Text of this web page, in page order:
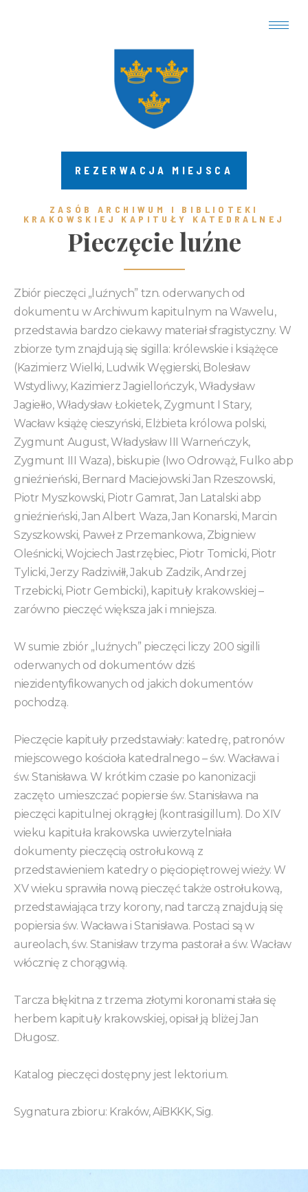
REZERWACJA MIEJSCA
ZASÓB ARCHIWUM I BIBLIOTEKI
KRAKOWSKIEJ KAPITUŁY KATEDRALNEJ ​
Pieczęcie luźne
Zbiór pieczęci „luźnych” tzn. oderwanych od
dokumentu w Archiwum kapitulnym na Wawelu,
przedstawia bardzo ciekawy materiał sfragistyczny. W
zbiorze tym znajdują się sigilla: królewskie i książęce
(Kazimierz Wielki, Ludwik Węgierski, Bolesław
Wstydliwy, Kazimierz Jagiellończyk, Władysław
Jagiełło, Władysław Łokietek, Zygmunt I Stary,
Wacław książę cieszyński, Elżbieta królowa polski,
Zygmunt August, Władysław III Warneńczyk,
Zygmunt III Waza), biskupie (Iwo Odrowąż, Fulko abp
gnieźnieński, Bernard Maciejowski Jan Rzeszowski,
Piotr Myszkowski, Piotr Gamrat, Jan Latalski abp
gnieźnieński, Jan Albert Waza, Jan Konarski, Marcin
Szyszkowski, Paweł z Przemankowa, Zbigniew
Oleśnicki, Wojciech Jastrzębiec, Piotr Tomicki, Piotr
Tylicki, Jerzy Radziwiłł, Jakub Zadzik, Andrzej
Trzebicki, Piotr Gembicki), kapituły krakowskiej –
zarówno pieczęć większa jak i mniejsza.
W sumie zbiór „luźnych” pieczęci liczy 200 sigilli
oderwanych od dokumentów dziś
niezidentyfikowanych od jakich dokumentów
pochodzą.
Pieczęcie kapituły przedstawiały: katedrę, patronów
miejscowego kościoła katedralnego – św. Wacława i
św. Stanisława. W krótkim czasie po kanonizacji
zaczęto umieszczać popiersie św. Stanisława na
pieczęci kapitulnej okrągłej (kontrasigillum). Do XIV
wieku kapituła krakowska uwierzytelniała
dokumenty pieczęcią ostrołukową z
przedstawieniem katedry o pięciopiętrowej wieży. W
XV wieku sprawiła nową pieczęć także ostrołukową,
przedstawiająca trzy korony, nad tarczą znajdują się
popiersia św. Wacława i Stanisława. Postaci są w
aureolach, św. Stanisław trzyma pastorał a św. Wacław
włócznię z chorągwią.
Tarcza błękitna z trzema złotymi koronami stała się
herbem kapituły krakowskiej, opisał ją bliżej Jan
Długosz.
Katalog pieczęci dostępny jest lektorium.
Sygnatura zbioru: Kraków, AiBKKK, Sig.